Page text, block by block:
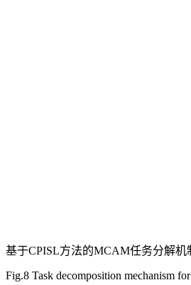
基于CPISL方法的MCAM任务分解机
Fig.8 Task decomposition mechanism